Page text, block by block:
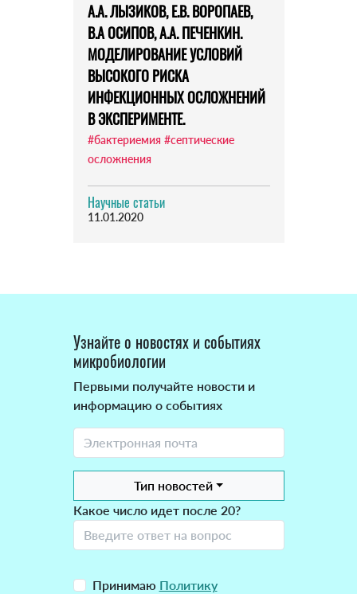
А.А. ЛЫЗИКОВ, Е.В. ВОРОПАЕВ,
В.А ОСИПОВ, А.А. ПЕЧЕНКИН.
МОДЕЛИРОВАНИЕ УСЛОВИЙ
ВЫСОКОГО РИСКА
ИНФЕКЦИОННЫХ ОСЛОЖНЕНИЙ
В ЭКСПЕРИМЕНТЕ.
#бактериемия #септические
осложнения
Научные статьи
11.01.2020
Узнайте о новостях и событиях
микробиологии
Первыми получайте новости и
информацию о событиях
Тип новостей
Какое число идет после 20?
Принимаю Политику